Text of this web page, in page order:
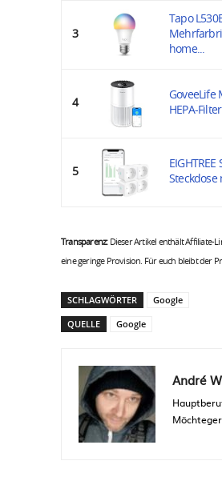
3
Tapo
home...
4
GoveeLife
HEPA-
5
Steckdose
Transparenz:Dieser Artikel enthält Affiliate-
eine geringe Provision. Für euch bleibt der
SCHLAGWÖRTER
Google
QUELLE
Google
André